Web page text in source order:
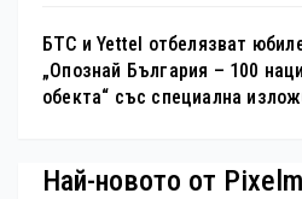
БТС и Yettel отбелязват
„Опознай България – 100
обекта“ със специална
Най-новото от